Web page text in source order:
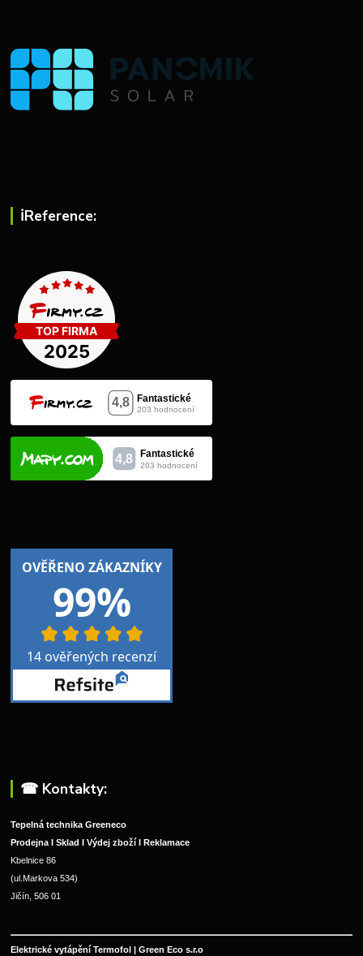
ℹ︎Reference:
☎︎ Kontakty:
Tepelná technika Greeneco
Prodejna I Sklad I Výdej zboží I Reklamace
Kbelnice 86
(ul.Markova 534)
Jičín, 506 01
Elektrické vytápění Termofol | Green Eco s.r.o